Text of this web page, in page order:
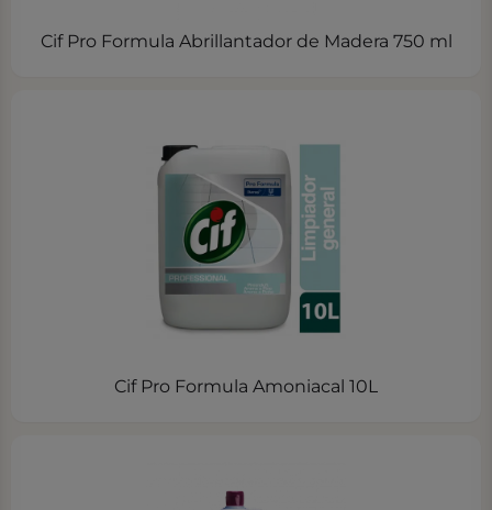
Cif Pro Formula Abrillantador de Madera 750 ml
Cif Pro Formula Amoniacal 10L